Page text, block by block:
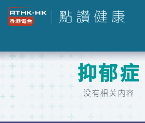
抑郁症
没有相关内容